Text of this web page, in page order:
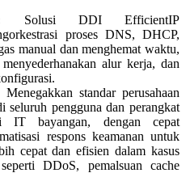
Solusi DDI EfficientIP
proses DNS, DHCP,
manual dan menghemat waktu,
alur kerja, dan
Menegakkan standar perusahaan
seluruh pengguna dan perangkat
IT bayangan, dengan cepat
respons keamanan untuk
cepat dan efisien dalam kasus
DDoS, pemalsuan cache